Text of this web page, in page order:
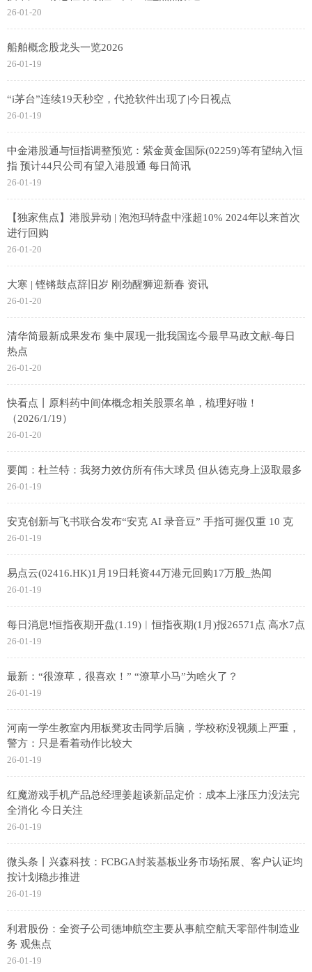
26-01-20
船舶概念股龙头一览2026
26-01-19
“i茅台”连续19天秒空，代抢软件出现了|今日视点
26-01-19
中金港股通与恒指调整预览：紫金黄金国际(02259)等有望纳入恒
指 预计44只公司有望入港股通 每日简讯
26-01-19
【独家焦点】港股异动 | 泡泡玛特盘中涨超10% 2024年以来首次
进行回购
26-01-20
大寒 | 铿锵鼓点辞旧岁 刚劲醒狮迎新春 资讯
26-01-20
清华简最新成果发布 集中展现一批我国迄今最早马政文献-每日
热点
26-01-20
快看点丨原料药中间体概念相关股票名单，梳理好啦！
（2026/1/19）
26-01-20
要闻：杜兰特：我努力效仿所有伟大球员 但从德克身上汲取最多
26-01-19
安克创新与飞书联合发布“安克 AI 录音豆” 手指可握仅重 10 克
26-01-19
易点云(02416.HK)1月19日耗资44万港元回购17万股_热闻
26-01-19
每日消息!恒指夜期开盘(1.19)︱恒指夜期(1月)报26571点 高水7点
26-01-19
最新：“很潦草，很喜欢！” “潦草小马”为啥火了？
26-01-19
河南一学生教室内用板凳攻击同学后脑，学校称没视频上严重，
警方：只是看着动作比较大
26-01-19
红魔游戏手机产品总经理姜超谈新品定价：成本上涨压力没法完
全消化 今日关注
26-01-19
微头条丨兴森科技：FCBGA封装基板业务市场拓展、客户认证均
按计划稳步推进
26-01-19
利君股份：全资子公司德坤航空主要从事航空航天零部件制造业
务 观焦点
26-01-19